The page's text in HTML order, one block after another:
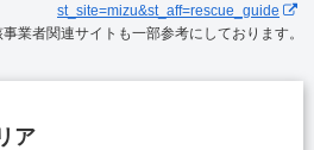
st_site=mizu&st_aff=rescue_guide
業者関連サイトも一部参考にしております。
ア